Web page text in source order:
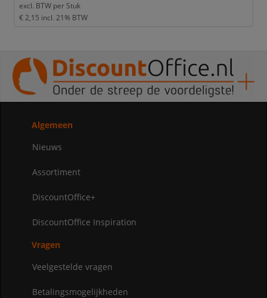
excl. BTW per Stuk
€ 2,15 incl. 21% BTW
Algemeen
Nieuws
Assortiment
DiscountOffice+
DiscountOffice Inspiration
Vragen
Veelgestelde vragen
Betalingsmogelijkheden